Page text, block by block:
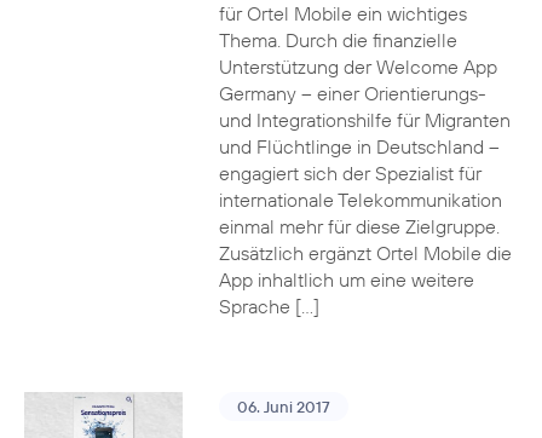
für Ortel Mobile ein wichtiges
Thema. Durch die finanzielle
Unterstützung der Welcome App
Germany – einer Orientierungs-
und Integrationshilfe für Migranten
und Flüchtlinge in Deutschland –
engagiert sich der Spezialist für
internationale Telekommunikation
einmal mehr für diese Zielgruppe.
Zusätzlich ergänzt Ortel Mobile die
App inhaltlich um eine weitere
Sprache […]
06. Juni 2017